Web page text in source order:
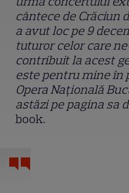
cântece de Crăciun
a avut loc pe 9
tuturor celor care
contribuit la acest
este pentru mine în
Opera Națională
astăzi pe pagina sa
book.